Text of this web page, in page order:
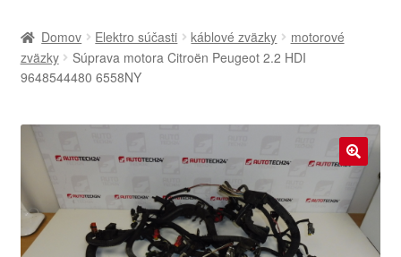
Celosvetová preprava
Kontakt
Košík
Môj účet
Domov Elektro súčasti káblové zväzky
motorové
zväzky
Súprava motora Citroën Peugeot 2.2 HDI
9648544480 6558NY
🔍